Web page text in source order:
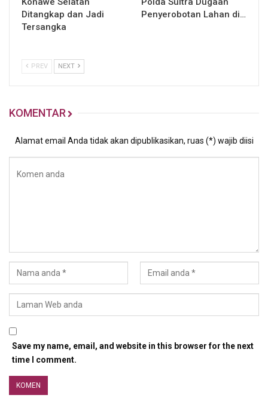
Ditangkap dan Jadi
Tersangka
Penyerobotan Lahan di…
PREV NEXT
KOMENTAR
Alamat email Anda tidak akan dipublikasikan, ruas (*) wajib diisi
Save my name, email, and website in this browser for the next
time I comment.